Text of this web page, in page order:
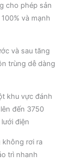
cho phép sản
và mạnh
và sau tăng
trùng dễ dàng
khu vực đánh
đến 3750
điện
không rơi ra
trì nhanh